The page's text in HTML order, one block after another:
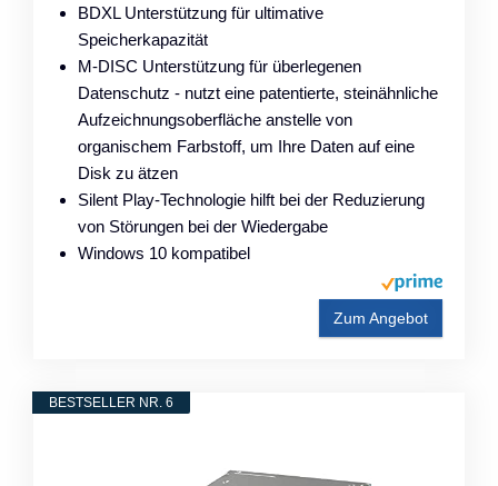
BDXL Unterstützung für ultimative
Speicherkapazität
M-DISC Unterstützung für überlegenen
Datenschutz - nutzt eine patentierte, steinähnliche
Aufzeichnungsoberfläche anstelle von
organischem Farbstoff, um Ihre Daten auf eine
Disk zu ätzen
Silent Play-Technologie hilft bei der Reduzierung
von Störungen bei der Wiedergabe
Windows 10 kompatibel
Zum Angebot
BESTSELLER NR. 6